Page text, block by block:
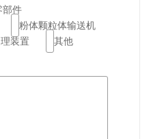
部件
粉体颗粒体输送机
装置
其他